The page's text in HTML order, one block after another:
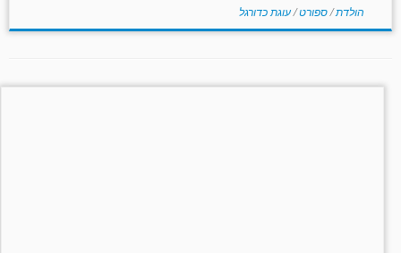
הולדת/ספורט/עוגת כדורגל